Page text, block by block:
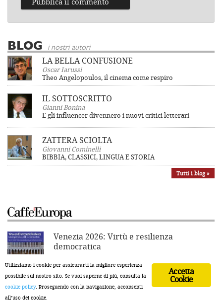
BLOG i nostri autori
LA BELLA CONFUSIONE
Oscar Iarussi
Theo Angelopoulos, il cinema come respiro
IL SOTTOSCRITTO
Gianni Bonina
E gli influencer divennero i nuovi critici letterari
ZATTERA SCIOLTA
Giovanni Cominelli
BIBBIA, CLASSICI, LINGUA E STORIA
Tutti i blog »
Venezia 2026: Virtù e resilienza
democratica
La "violenza di sinistra"
qui è uno slogan
Accetta
Cookie
Utilizziamo i cookie per assicurarti la migliore esperienza
possibile sul nostro sito. Se vuoi saperne di più, consulta la
cookie policy. Proseguendo con la navigazione, acconsenti
all’uso dei cookie.